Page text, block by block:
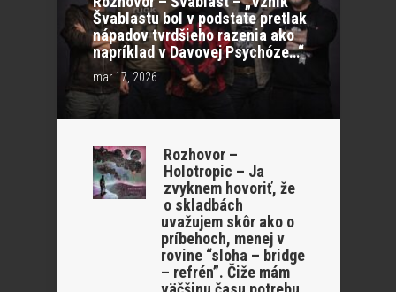
Švablastu bol v podstate pretlak
nápadov tvrdšieho razenia ako
napríklad v Davovej Psychóze…“
mar 17, 2026
Rozhovor –
Holotropic – Ja
zvyknem hovoriť, že
o skladbách
uvažujem skôr ako o
príbehoch, menej v
rovine “sloha – bridge
– refrén”. Čiže mám